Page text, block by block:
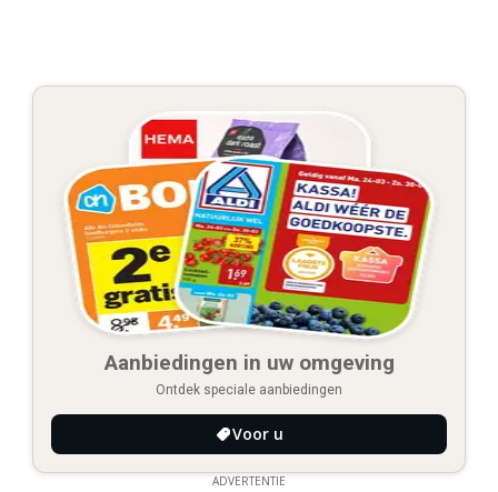
Aanbiedingen in uw omgeving
Ontdek speciale aanbiedingen
Voor u
ADVERTENTIE